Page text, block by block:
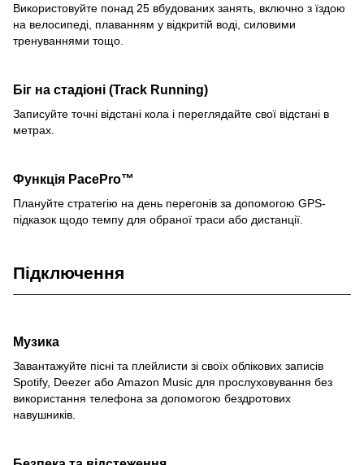
Використовуйте понад 25 вбудованих занять, включно з їздою
на велосипеді, плаванням у відкритій воді, силовими
тренуваннями тощо.
Біг на стадіоні (Track Running)
Записуйте точні відстані кола і переглядайте свої відстані в
метрах.
Функція PacePro™
Плануйте стратегію на день перегонів за допомогою GPS-
підказок щодо темпу для обраної траси або дистанції.
Підключення
Музика
Завантажуйте пісні та плейлисти зі своїх облікових записів
Spotify, Deezer або Amazon Music для прослуховування без
використання телефона за допомогою бездротових
навушників.